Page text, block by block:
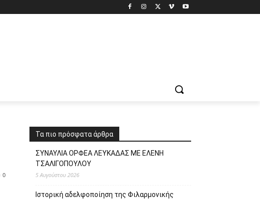
0
Τα πιο πρόσφατα άρθρα
ΣΥΝΑΥΛΙΑ ΟΡΦΕΑ ΛΕΥΚΑΔΑΣ ΜΕ ΕΛΕΝΗ
ΤΣΑΛΙΓΟΠΟΥΛΟΥ
5 Αυγούστου 2026
Ιστορική αδελφοποίηση της Φιλαρμονικής